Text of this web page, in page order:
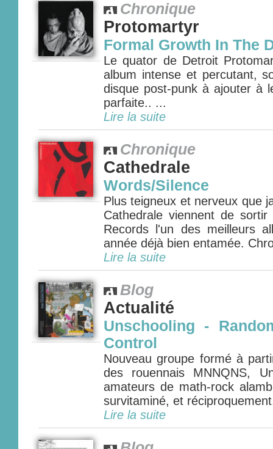
Chronique
Protomartyr
Formal Growth In The
Le quator de Detroit
album intense et percutant,
disque post-punk à ajouter à
parfaite.. ...
Lire la suite
Chronique
Cathedrale
Words/Silence
Plus teigneux et nerveux que
Cathedrale viennent de
Records l'un des meilleurs
année déjà bien entamée.
Lire la suite
Blog
Actualité
Unschooling -
Control
Nouveau groupe formé à
des rouennais MNNQNS,
amateurs de math-rock
survitaminé, et
Lire la suite